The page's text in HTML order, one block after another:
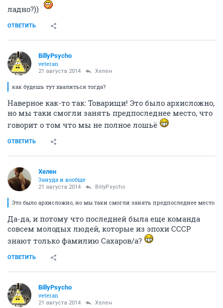
ладно?))
ОТВЕТИТЬ
BillyPsycho
veteran
21 августа 2014 Хелен
как будешь тут хвалиться тогда?
Наверное как-то так: Товарищи! Это было архисложно,
но мы таки смогли занять предпоследнее место, что
говорит о том что мы не полное лошьё
ОТВЕТИТЬ
Хелен
Зануда и вообще
21 августа 2014 BillyPsycho
Это было архисложно, но мы таки смогли занять предпоследнее место
Да-да, и потому что последней была еще команда
совсем молодых людей, которые из эпохи СССР
знают только фамилию Сахаров/а?
ОТВЕТИТЬ
BillyPsycho
veteran
21 августа 2014 Хелен